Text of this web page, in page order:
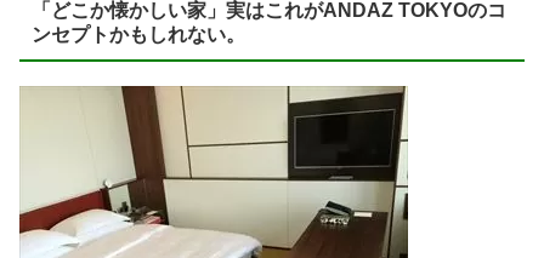
「どこか懐かしい家」実はこれがANDAZ TOKYOのコ
ンセプトかもしれない。